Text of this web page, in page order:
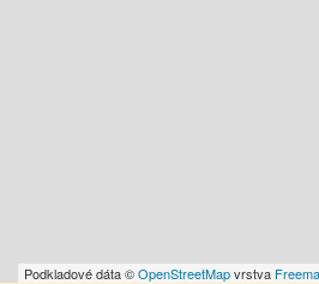
Podkladové dáta ©OpenStreetMapvrstva